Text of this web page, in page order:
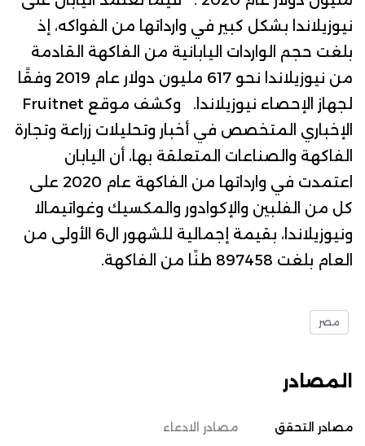
نيوزيلاندا بشكل كبير في وارداتها من الفواكه، إذ
بلغت حجم الواردات اليابانية من الفاكهة القادمة
من نيوزيلاندا نحو 617 مليون دولار عام 2019 وفقًا
لجهاز الإحصاء نيوزيلاندا. وكشف موقع Fruitnet
الإخباري المتخصص في أخبار وتحليلات زراعة وتجارة
الفاكهة والصناعات المتعلقة بها، أن اليابان
اعتمدت في وارداتها من الفاكهة عام 2020 على
كل من الفلبين والإكوادور والمكسيك وغواتيمالا
ونيوزيلاندا، بقيمة إجمالية للشهور ال6 الأولى من
العام بلغت 897458 طنًا من الفاكهة.
مصر
المصادر
مصادر التحقق مصادر الادعاء